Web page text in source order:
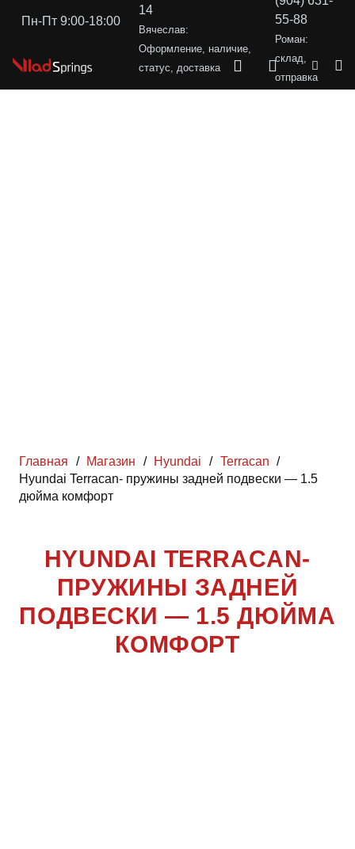
Пн-Пт 9:00-18:00
14
Вячеслав:
Оформление, наличие,
статус, доставка
55-88
Роман:
склад,
отправка
Главная / Магазин / Hyundai / Terracan /
Hyundai Terracan- пружины задней подвески — 1.5
дюйма комфорт
HYUNDAI TERRACAN-
ПРУЖИНЫ ЗАДНЕЙ
ПОДВЕСКИ — 1.5 ДЮЙМА
КОМФОРТ